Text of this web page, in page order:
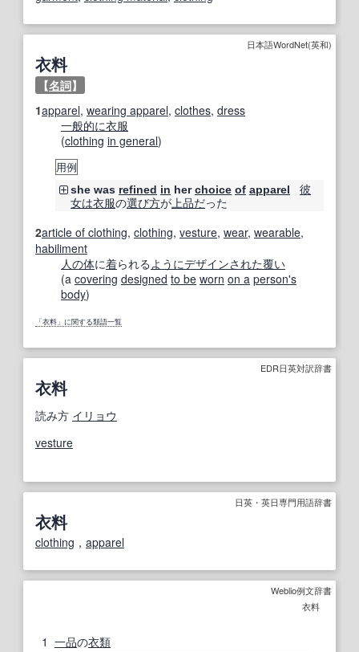
日本語WordNet(英和)
衣料
【名詞】
1apparel, wearing apparel, clothes, dress
一般的に衣服
(clothing in general)
用例
she was refined in herchoice of apparel
彼
女は衣服の選び方が上品だった
2article of clothing, clothing, vesture, wear, wearable,
habiliment
人の体に着られるようにデザインされた覆い
(a covering designed to be worn on a person's
body)
「衣料」に関する類語一覧
EDR日英対訳辞書
衣料
読み方 イリョウ
vesture
日英・英日専門用語辞書
衣料
clothing ， apparel
Weblio例文辞書
衣料
1 一品の衣類